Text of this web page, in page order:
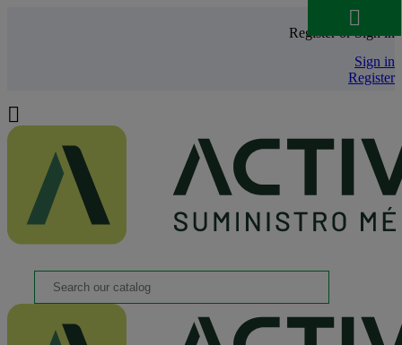
Register or Sign in
Sign in
Register

